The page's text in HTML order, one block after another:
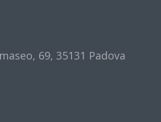
69, 35131 Padova